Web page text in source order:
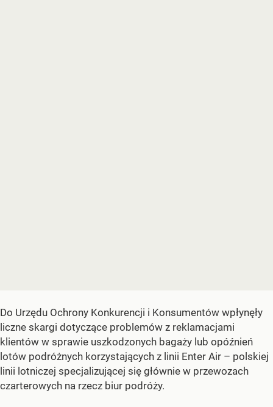
Do Urzędu Ochrony Konkurencji i Konsumentów wpłynęły
liczne skargi dotyczące problemów z reklamacjami
klientów w sprawie uszkodzonych bagaży lub opóźnień
lotów podróżnych korzystających z linii Enter Air – polskiej
linii lotniczej specjalizującej się głównie w przewozach
czarterowych na rzecz biur podróży.